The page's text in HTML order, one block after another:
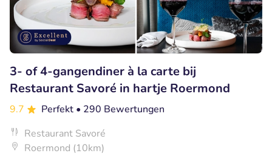
3- of 4-gangendiner à la carte bij
Restaurant Savoré in hartje Roermond
9.7 Perfekt • 290 Bewertungen
Restaurant Savoré
Roermond (10km)